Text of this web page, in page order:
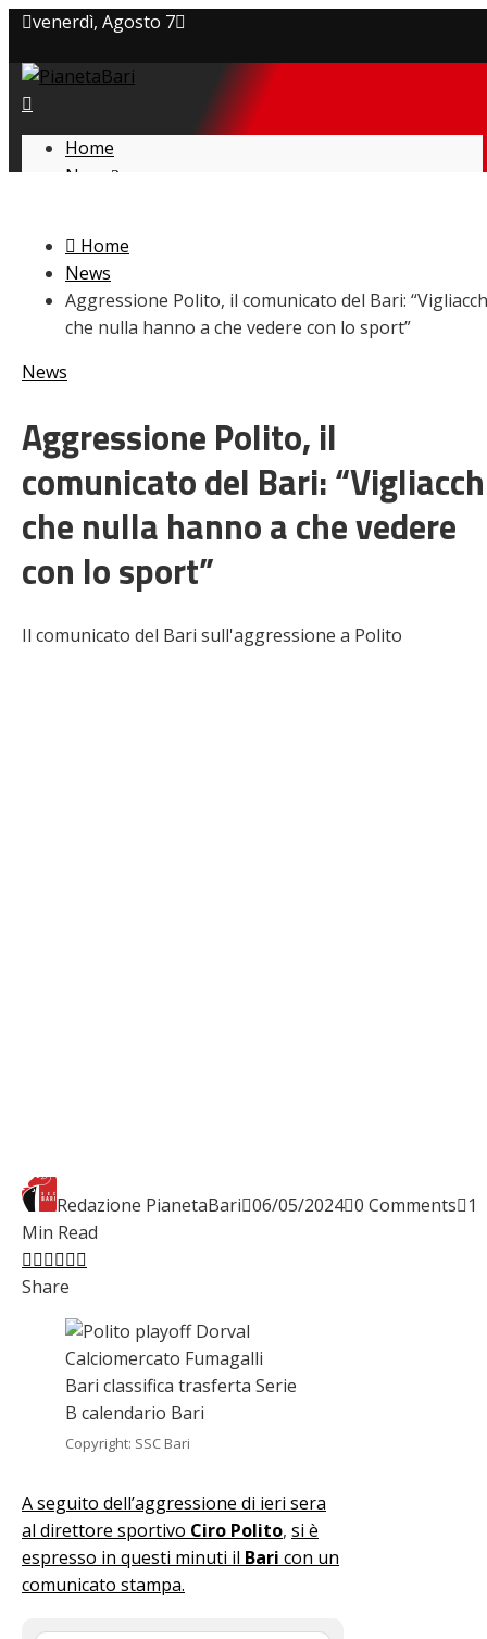
venerdì, Agosto 7
Privacy policy
Cookie Policy
Home
News
L’avversario
Giovanili
Le pagelle
Interviste
Focus
Video
Home
News
Aggressione Polito, il comunicato del Bari:
che nulla hanno a che vedere con lo sport”
News
Aggressione Polito, il
comunicato del Bari:
che nulla hanno a che vedere
con lo sport”
Il comunicato del Bari sull'aggressione a Polito
Redazione PianetaBari 06/05/2024 0 Comments 1
Min Read
Facebook
Twitter
LinkedIn
Pinterest
Stumbleupon
Share
Copyright: SSC Bari
A seguito dell’aggressione di ieri sera
al direttore sportivo Ciro Polito, si è
espresso in questi minuti il Bari con un
comunicato stampa.